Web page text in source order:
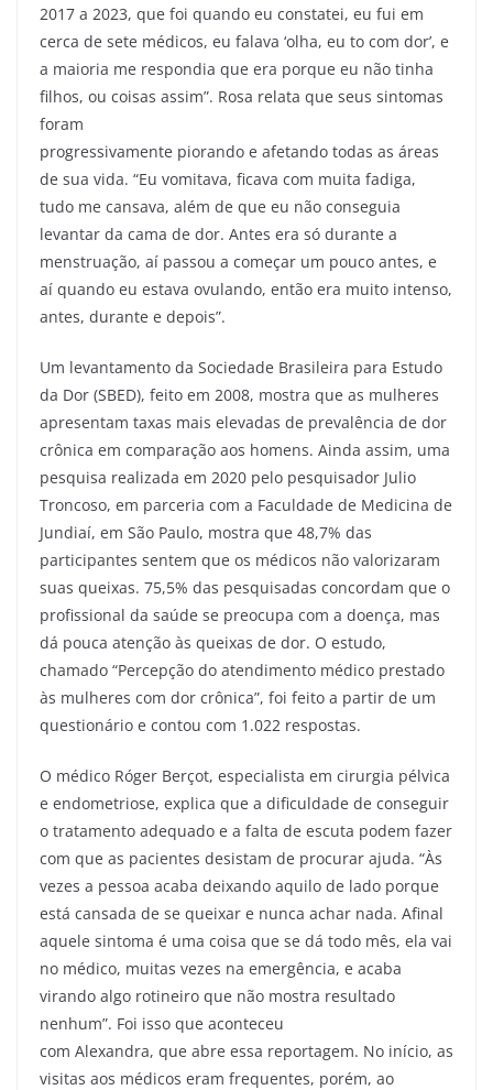
2017 a 2023, que foi quando eu constatei, eu fui em
cerca de sete médicos, eu falava ‘olha, eu to com dor’, e
a maioria me respondia que era porque eu não tinha
filhos, ou coisas assim”. Rosa relata que seus sintomas
foram
progressivamente piorando e afetando todas as áreas
de sua vida. “Eu vomitava, ficava com muita fadiga,
tudo me cansava, além de que eu não conseguia
levantar da cama de dor. Antes era só durante a
menstruação, aí passou a começar um pouco antes, e
aí quando eu estava ovulando, então era muito intenso,
antes, durante e depois”.
Um levantamento da Sociedade Brasileira para Estudo
da Dor (SBED), feito em 2008, mostra que as mulheres
apresentam taxas mais elevadas de prevalência de dor
crônica em comparação aos homens. Ainda assim, uma
pesquisa realizada em 2020 pelo pesquisador Julio
Troncoso, em parceria com a Faculdade de Medicina de
Jundiaí, em São Paulo, mostra que 48,7% das
participantes sentem que os médicos não valorizaram
suas queixas. 75,5% das pesquisadas concordam que o
profissional da saúde se preocupa com a doença, mas
dá pouca atenção às queixas de dor. O estudo,
chamado “Percepção do atendimento médico prestado
às mulheres com dor crônica”, foi feito a partir de um
questionário e contou com 1.022 respostas.
O médico Róger Berçot, especialista em cirurgia pélvica
e endometriose, explica que a dificuldade de conseguir
o tratamento adequado e a falta de escuta podem fazer
com que as pacientes desistam de procurar ajuda. “Às
vezes a pessoa acaba deixando aquilo de lado porque
está cansada de se queixar e nunca achar nada. Afinal
aquele sintoma é uma coisa que se dá todo mês, ela vai
no médico, muitas vezes na emergência, e acaba
virando algo rotineiro que não mostra resultado
nenhum”. Foi isso que aconteceu
com Alexandra, que abre essa reportagem. No início, as
visitas aos médicos eram frequentes, porém, ao